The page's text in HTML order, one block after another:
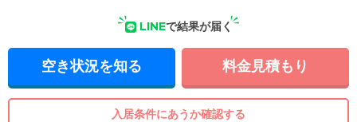
LINEで結果が届く
空き状況を知る 料金見積もり
入居条件にあうか確認する